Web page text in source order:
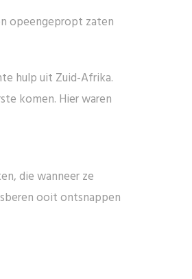
opeengepropt zaten
hulp uit Zuid-Afrika.
komen. Hier waren
die wanneer ze
ooit ontsnappen